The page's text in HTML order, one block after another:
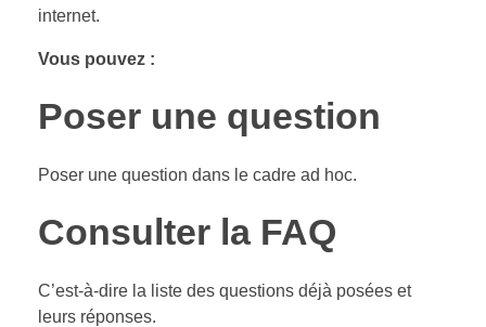
internet.
Vous pouvez :
Poser une question
Poser une question dans le cadre ad hoc.
Consulter la FAQ
C’est-à-dire la liste des questions déjà posées et
leurs réponses.